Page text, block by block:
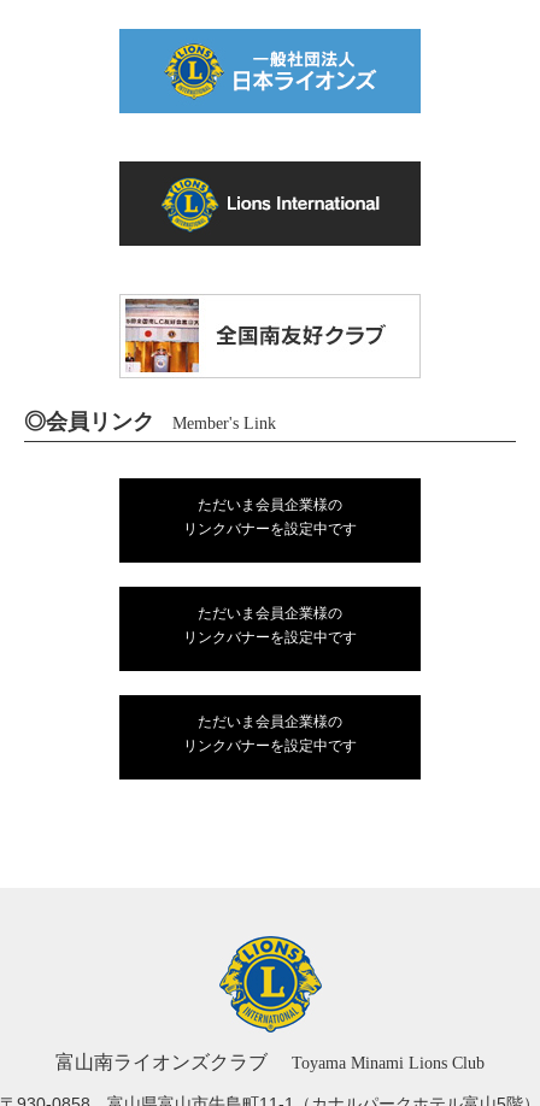
◎会員リンク Member's Link
ただいま会員企業様の
リンクバナーを設定中です
ただいま会員企業様の
リンクバナーを設定中です
ただいま会員企業様の
リンクバナーを設定中です
富山南ライオンズクラブ Toyama Minami Lions Club